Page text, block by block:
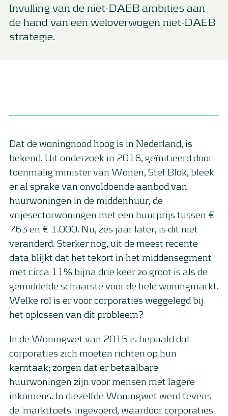
Invulling van de niet-DAEB ambities aan
de hand van een weloverwogen niet-DAEB
strategie.
Dat de woningnood hoog is in Nederland, is
bekend. Uit onderzoek in 2016, geïnitieerd door
toenmalig minister van Wonen, Stef Blok, bleek
er al sprake van onvoldoende aanbod van
huurwoningen in de middenhuur, de
vrijesectorwoningen met een huurprijs tussen €
763 en € 1.000. Nu, zes jaar later, is dit niet
veranderd. Sterker nog, uit de meest recente
data blijkt dat het tekort in het middensegment
met circa 11% bijna drie keer zo groot is als de
gemiddelde schaarste voor de hele woningmarkt.
Welke rol is er voor corporaties weggelegd bij
het oplossen van dit probleem?
In de Woningwet van 2015 is bepaald dat
corporaties zich moeten richten op hun
kerntaak; zorgen dat er betaalbare
huurwoningen zijn voor mensen met lagere
inkomens. In diezelfde Woningwet werd tevens
de ‘markttoets’ ingevoerd, waardoor corporaties